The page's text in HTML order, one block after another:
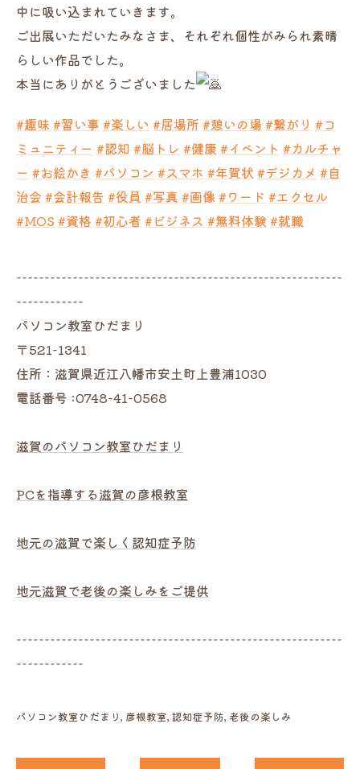
中に吸い込まれていきます。
ご出展いただいたみなさま、それぞれ個性がみられ素晴
らしい作品でした。
本当にありがとうございました
#趣味 #習い事 #楽しい #居場所 #憩いの場 #繋がり #コ
ミュニティー #認知 #脳トレ #健康 #イベント #カルチャ
ー #お絵かき #パソコン #スマホ #年賀状 #デジカメ #自
治会 #会計報告 #役員 #写真 #画像 #ワード #エクセル
#MOS #資格 #初心者 #ビジネス #無料体験 #就職
----------------------------------------------------------
------------
パソコン教室ひだまり
〒521-1341
住所：滋賀県近江八幡市安土町上豊浦1030
電話番号 :0748-41-0568
滋賀のパソコン教室ひだまり
PCを指導する滋賀の彦根教室
地元の滋賀で楽しく認知症予防
地元滋賀で老後の楽しみをご提供
----------------------------------------------------------
------------
パソコン教室ひだまり 彦根教室 認知症予防 老後の楽しみ